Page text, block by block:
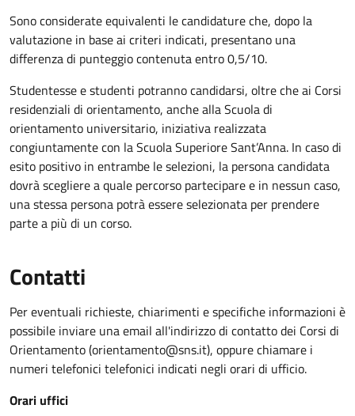
Sono considerate equivalenti le candidature che, dopo la
valutazione in base ai criteri indicati, presentano una
differenza di punteggio contenuta entro 0,5/10.
Studentesse e studenti potranno candidarsi, oltre che ai Corsi
residenziali di orientamento, anche alla Scuola di
orientamento universitario, iniziativa realizzata
congiuntamente con la Scuola Superiore Sant’Anna. In caso di
esito positivo in entrambe le selezioni, la persona candidata
dovrà scegliere a quale percorso partecipare e in nessun caso,
una stessa persona potrà essere selezionata per prendere
parte a più di un corso.
Contatti
Per eventuali richieste, chiarimenti e specifiche informazioni è
possibile inviare una email all'indirizzo di contatto dei Corsi di
Orientamento (orientamento@sns.it), oppure chiamare i
numeri telefonici telefonici indicati negli orari di ufficio.
Orari uffici